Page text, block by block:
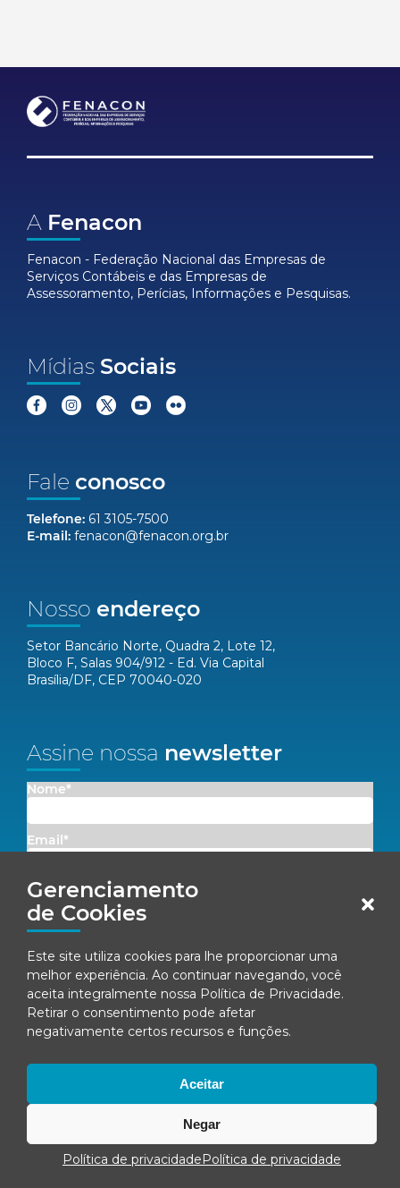
Gerenciamento
de Cookies
Este site utiliza cookies para lhe proporcionar uma
melhor experiência. Ao continuar navegando, você
aceita integralmente nossa Política de Privacidade.
Retirar o consentimento pode afetar
negativamente certos recursos e funções.
Aceitar
Negar
Política de privacidadePolítica de privacidade
A Fenacon
Fenacon - Federação Nacional das Empresas de
Serviços Contábeis e das Empresas de
Assessoramento, Perícias, Informações e Pesquisas.
Mídias Sociais
Fale conosco
Telefone: 61 3105-7500
E-mail: fenacon@fenacon.org.br
Nosso endereço
Setor Bancário Norte, Quadra 2, Lote 12,
Bloco F, Salas 904/912 - Ed. Via Capital
Brasília/DF, CEP 70040-020
Assine nossa newsletter
Nome*
Email*
Concordo em receber comunicações da Fenacon.
Ao se inscrever, você concorda com nossa Política de Privacidade
Todos os direitos reservados.
Política de privacidade